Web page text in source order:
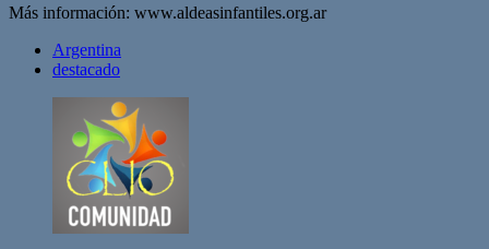
Más información: www.aldeasinfantiles.org.ar
Argentina
destacado